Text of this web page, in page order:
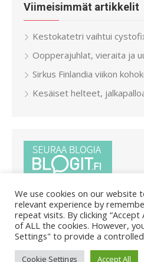
Viimeisimmät artikkelit
Kestokatetri vaihtui
Oopperajuhlat, vieraita ja
Sirkus Finlandia viikon
Kesäiset helteet,
© 2026 Pietar.in/ Powered by
We use cookies on our website
relevant experience by
repeat visits. By clicking
of ALL the cookies. However,
Settings" to provide a
Cookie Settings Accept All